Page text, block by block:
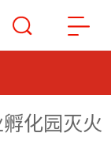
化园灭火